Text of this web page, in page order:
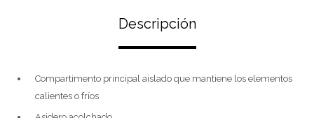
Descripción
Compartimento principal aislado que mantiene los elementos
calientes o fríos